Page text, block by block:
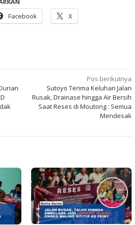
Facebook
X
Pos berikutnya
Sutoyo Terima Keluhan Jalan
Rusak, Drainase hingga Air Bersih
Saat Reses di Moutong : Semua
Mendesak